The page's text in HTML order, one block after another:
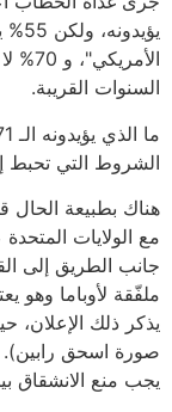
السنوات القريبة.
الشروط التي تحبط
هناك بطبيعة الحال
مع الولايات
جانب الطريق إلى
ملفّقة لأوباما وهو
يذكر ذلك الإعلان،
صورة اسحق رابين).
يجب منع الانشقاق